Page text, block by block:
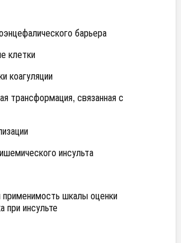
барьера
клетки
коагуляции
трансформация, связанная с
инсульта
применимость шкалы оценки
при инсульте